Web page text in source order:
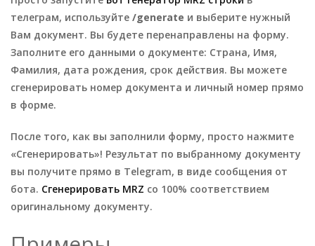
телеграм, используйте /generate и выберите нужный
Вам документ. Вы будете перенаправлены на форму.
Заполните его данными о документе: Страна, Имя,
Фамилия, дата рождения, срок действия. Вы можете
сгенерировать номер документа и личный номер прямо
в форме.
После того, как вы заполнили форму, просто нажмите
«Сгенерировать»! Результат по выбранному документу
вы получите прямо в Telegram, в виде сообщения от
бота. Сгенерировать MRZ со 100% соответствием
оригинальному документу.